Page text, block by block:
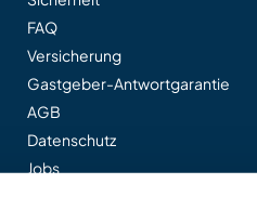
FAQ
Versicherung
Gastgeber-Antwortgarantie
AGB
Datenschutz
Jobs